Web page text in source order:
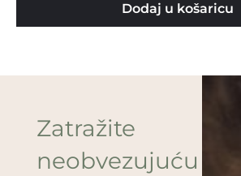
Dodaj u košaricu
Zatražite
neobvezujuću